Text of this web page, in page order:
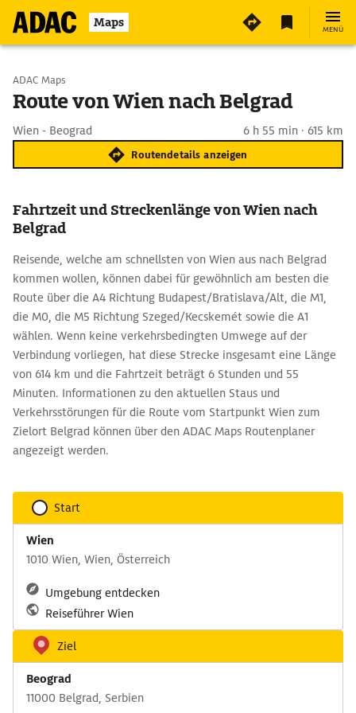
Maps MENÜ
Start wählen
ADAC Maps
Route von Wien nach Belgrad
Wien - Beograd 6 h 55 min · 615 km
Routendetails anzeigen
Fahrtzeit und Streckenlänge von Wien nach
Belgrad
Reisende, welche am schnellsten von Wien aus nach Belgrad
kommen wollen, können dabei für gewöhnlich am besten die
Route über die A4 Richtung Budapest/Bratislava/Alt, die M1,
die M0, die M5 Richtung Szeged/Kecskemét sowie die A1
wählen. Wenn keine verkehrsbedingten Umwege auf der
Verbindung vorliegen, hat diese Strecke insgesamt eine Länge
von 614 km und die Fahrtzeit beträgt 6 Stunden und 55
Minuten. Informationen zu den aktuellen Staus und
Verkehrsstörungen für die Route vom Startpunkt Wien zum
Zielort Belgrad können über den ADAC Maps Routenplaner
angezeigt werden.
Start
Wien
1010 Wien, Wien, Österreich
Umgebung entdecken
Reiseführer Wien
Ziel
Beograd
11000 Belgrad, Serbien